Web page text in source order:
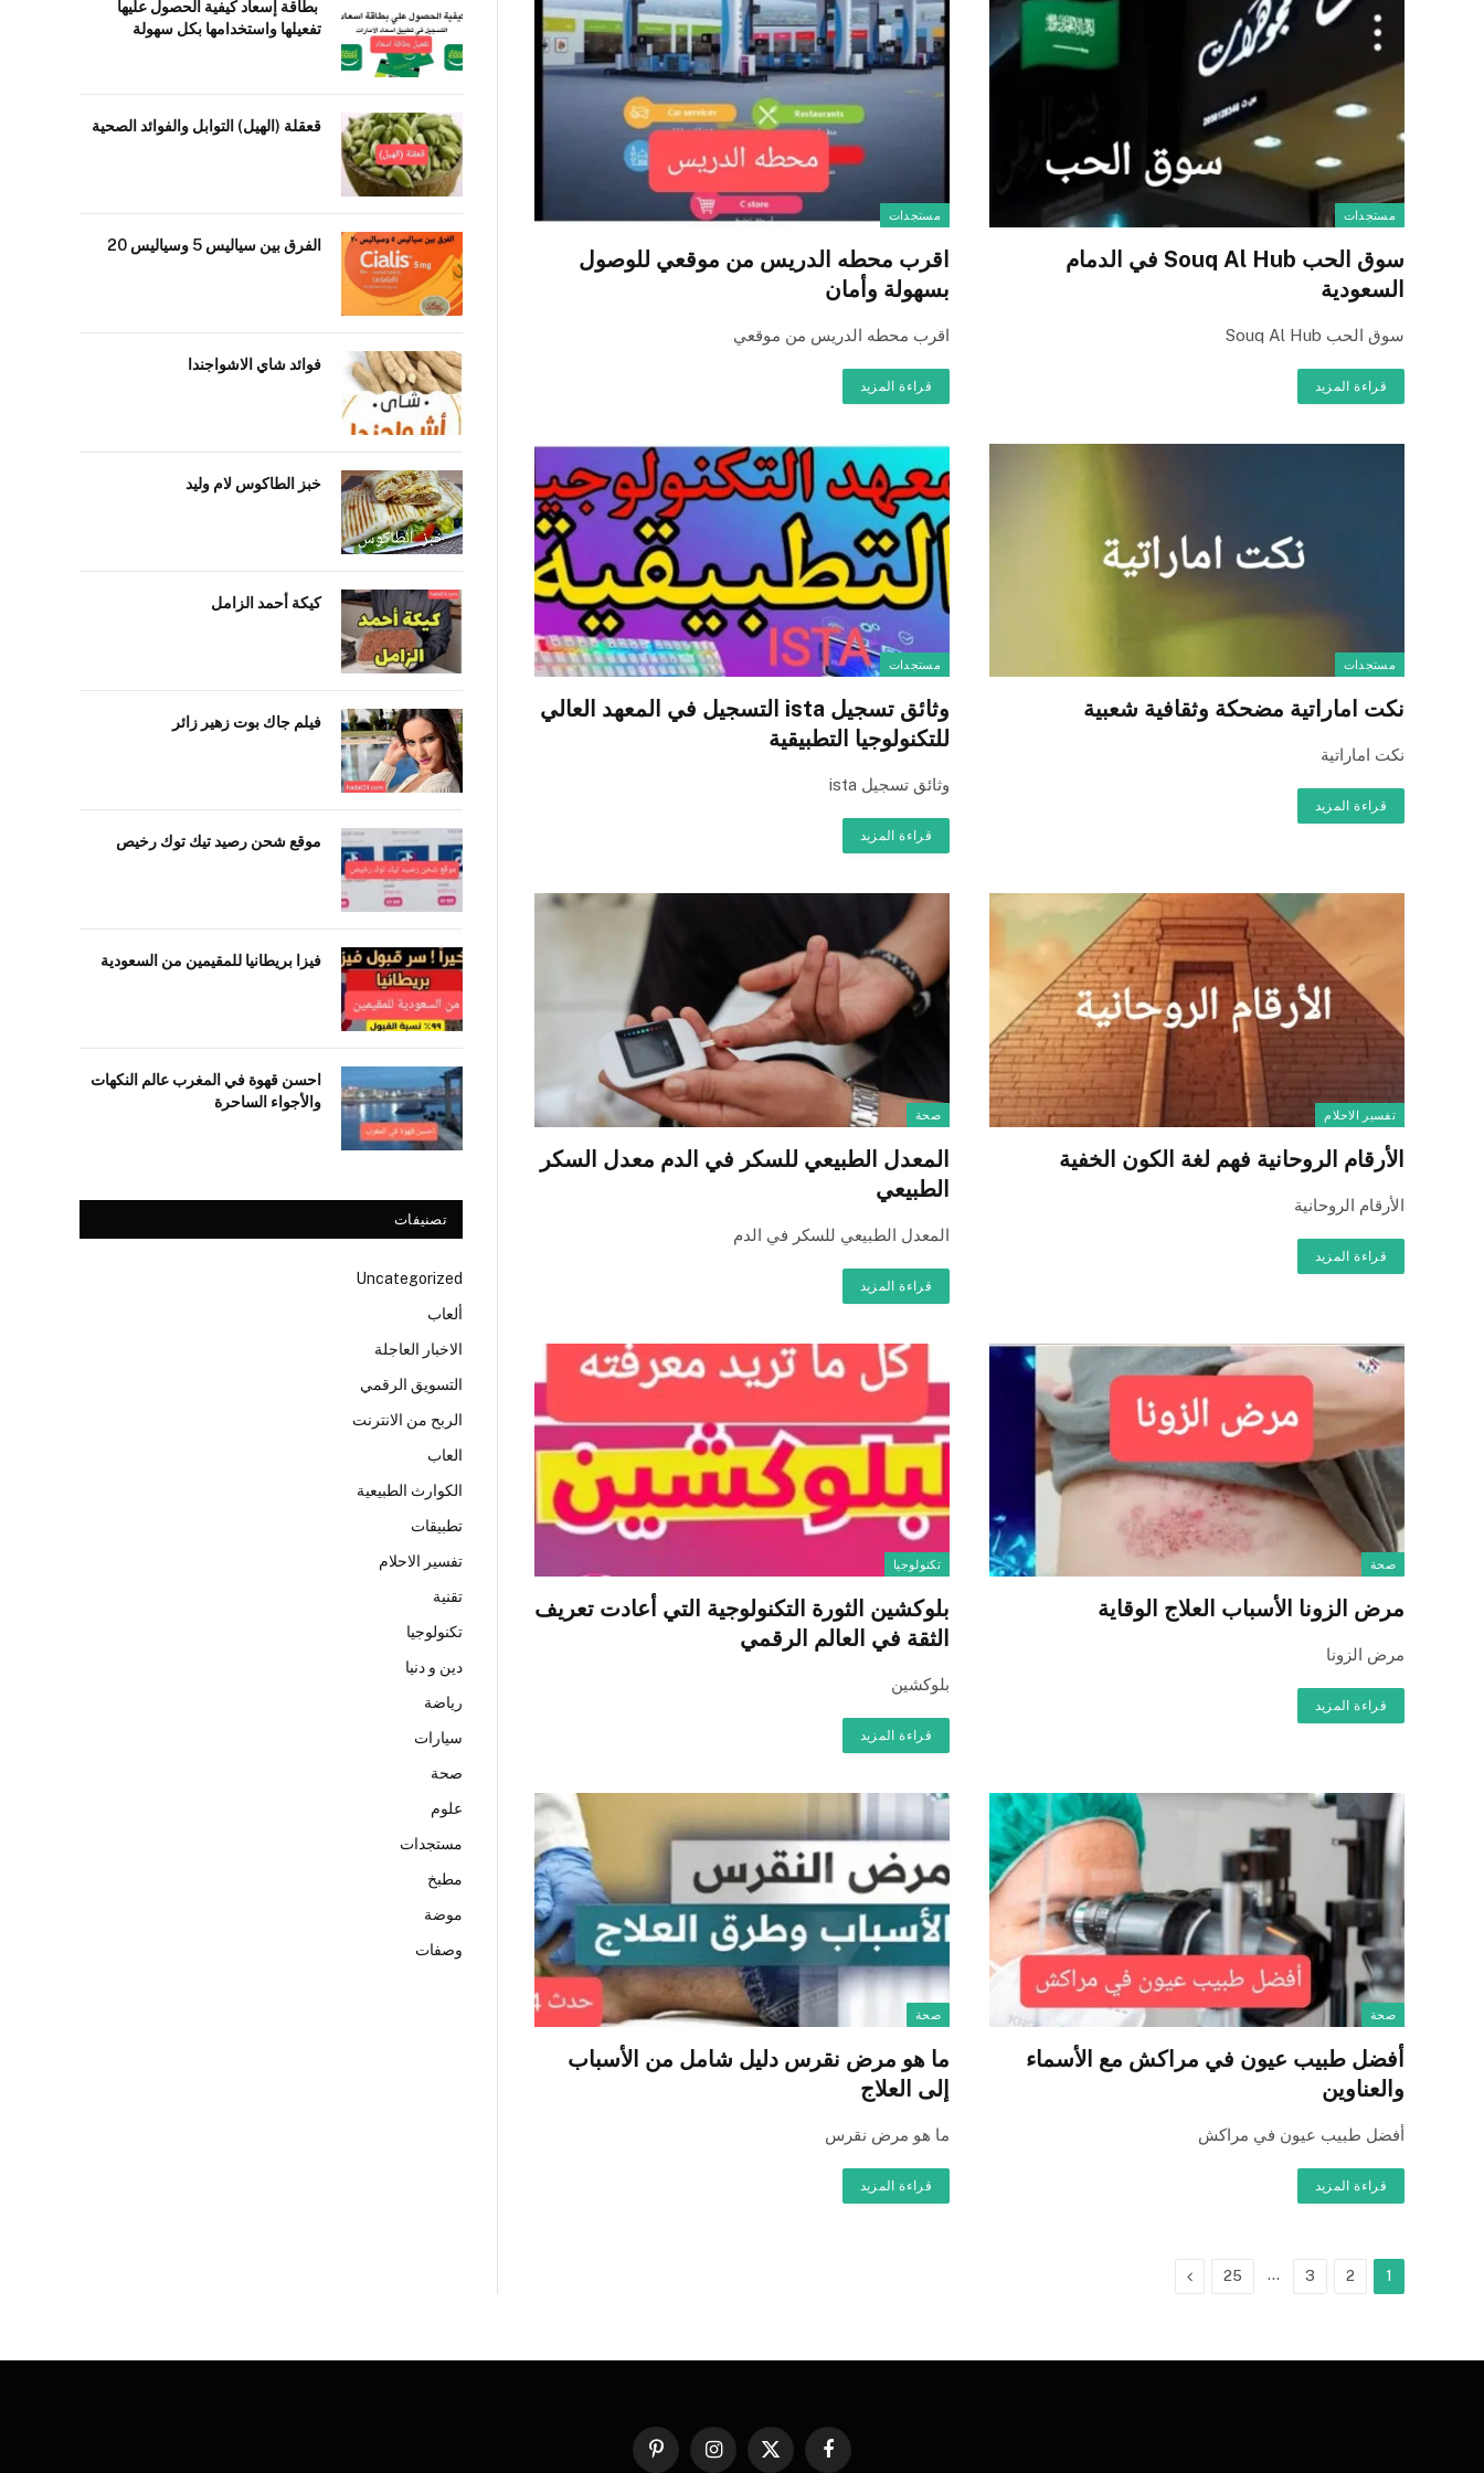
مستجدات
سوق الحب Souq Al Hub في الدمام
السعودية
سوق الحب Souq Al Hub
قراءة المزيد
مستجدات
اقرب محطه الدريس من موقعي للوصول
بسهولة وأمان
اقرب محطه الدريس من موقعي
قراءة المزيد
مستجدات
نكت اماراتية مضحكة وثقافية شعبية
نكت اماراتية
قراءة المزيد
مستجدات
وثائق تسجيل ista التسجيل في المعهد العالي
للتكنولوجيا التطبيقية
وثائق تسجيل ista
قراءة المزيد
تفسير الاحلام
الأرقام الروحانية فهم لغة الكون الخفية
الأرقام الروحانية
قراءة المزيد
صحة
المعدل الطبيعي للسكر في الدم معدل السكر
الطبيعي
المعدل الطبيعي للسكر في الدم
قراءة المزيد
صحة
مرض الزونا الأسباب العلاج الوقاية
مرض الزونا
قراءة المزيد
تكنولوجيا
بلوكشين الثورة التكنولوجية التي أعادت تعريف
الثقة في العالم الرقمي
بلوكشين
قراءة المزيد
صحة
أفضل طبيب عيون في مراكش مع الأسماء
والعناوين
أفضل طبيب عيون في مراكش
قراءة المزيد
صحة
ما هو مرض نقرس دليل شامل من الأسباب
إلى العلاج
ما هو مرض نقرس
قراءة المزيد
1
2
3
…
25 التالي
بطاقة إسعاد كيفية الحصول عليها
تفعيلها واستخدامها بكل سهولة
قعقلة (الهيل) التوابل والفوائد الصحية
الفرق بين سياليس 5 وسياليس 20
فوائد شاي الاشواجندا
خبز الطاكوس لام وليد
كيكة أحمد الزامل
فيلم جاك بوت زهير زائر
موقع شحن رصيد تيك توك رخيص
فيزا بريطانيا للمقيمين من السعودية
احسن قهوة في المغرب عالم النكهات
والأجواء الساحرة
تصنيفات
Uncategorized
ألعاب
الاخبار العاجلة
التسويق الرقمي
الربح من الانترنت
العاب
الكوارث الطبيعية
تطبيقات
تفسير الاحلام
تقنية
تكنولوجيا
دين و دنيا
رياضة
سيارات
صحة
علوم
مستجدات
مطبخ
موضة
وصفات
فيسبوك
X
الانستغرامبينتيريست